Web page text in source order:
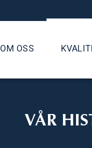
OM OSS
VÅR